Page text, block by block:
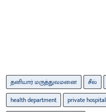
தனியார் மருத்துவமனை சீல்
health department
private hospital